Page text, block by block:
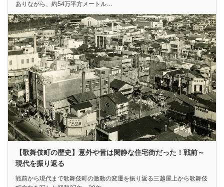
ありながら、約54万平方メートル…
【歌舞伎町の歴史】意外や昔は閑静な住宅街だった！戦前～
現代を振り返る
戦前から現代まで歌舞伎町の激動の変遷を振り返る三越屋上から歌舞伎